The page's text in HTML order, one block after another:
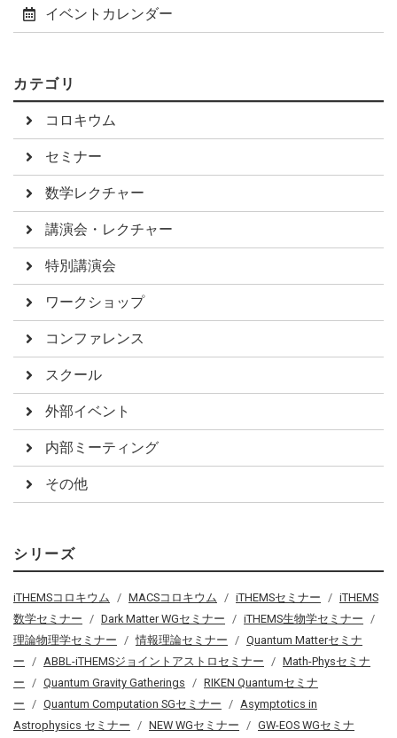
イベントカレンダー
カテゴリ
コロキウム
セミナー
数学レクチャー
講演会・レクチャー
特別講演会
ワークショップ
コンファレンス
スクール
外部イベント
内部ミーティング
その他
シリーズ
iTHEMSコロキウム MACSコロキウム iTHEMSセミナー
iTHEMS
数学セミナー
Dark Matter WGセミナー
iTHEMS生物学セミナー
理論物理学セミナー
情報理論セミナー
Quantum Matterセミナ
ー
ABBL-iTHEMSジョイントアストロセミナー
Math-Physセミナ
ー
Quantum Gravity Gatherings
RIKEN Quantumセミナ
ー
Quantum Computation SGセミナー
Asymptotics in
Astrophysics セミナー
NEW WGセミナー
GW-EOS WGセミナ